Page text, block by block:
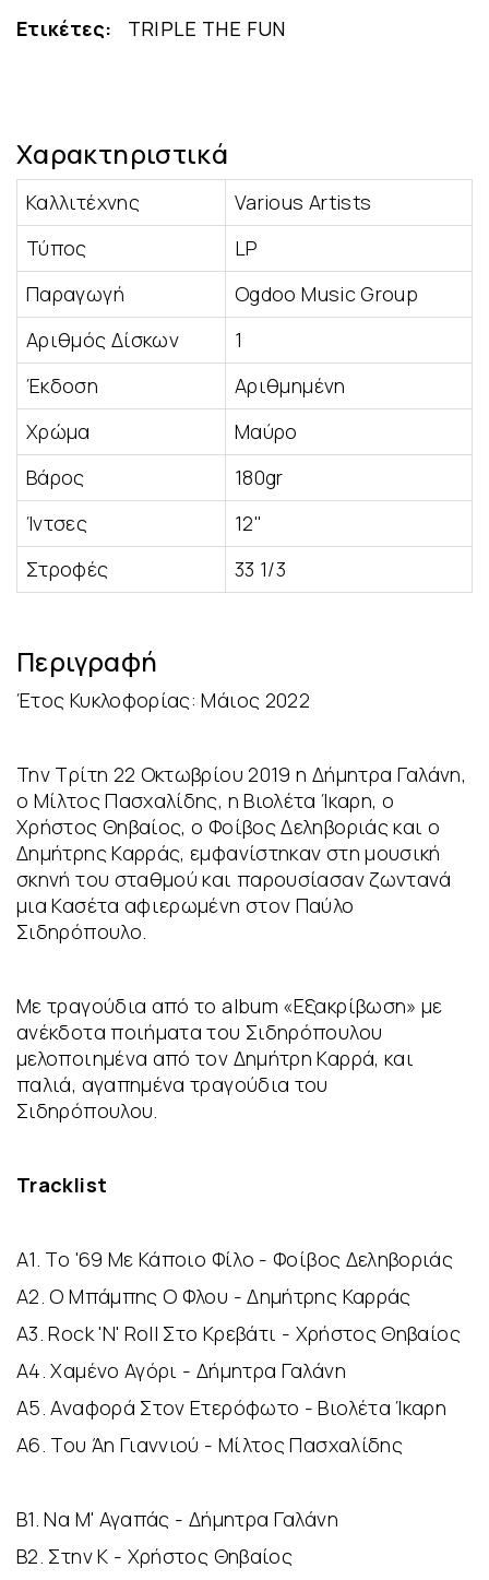
Ετικέτες: TRIPLE THE FUN
Χαρακτηριστικά
Καλλιτέχνης
Various Artists
Τύπος
LP
Παραγωγή
Ogdoo Music Group
Αριθμός Δίσκων
1
Έκδοση
Αριθμημένη
Χρώμα
Μαύρο
Βάρος
180gr
Ίντσες
12"
Στροφές
33 1/3
Περιγραφή
Έτος Κυκλοφορίας: Μάιος 2022
Την Τρίτη 22 Οκτωβρίου 2019 η Δήμητρα Γαλάνη,
ο Μίλτος Πασχαλίδης, η Βιολέτα Ίκαρη, ο
Χρήστος Θηβαίος, ο Φοίβος Δεληβοριάς και ο
Δημήτρης Καρράς, εμφανίστηκαν στη μουσική
σκηνή του σταθμού και παρουσίασαν ζωντανά
μια Κασέτα αφιερωμένη στον Παύλο
Σιδηρόπουλο.
Με τραγούδια από το album «Εξακρίβωση» με
ανέκδοτα ποιήματα του Σιδηρόπουλου
μελοποιημένα από τον Δημήτρη Καρρά, και
παλιά, αγαπημένα τραγούδια του
Σιδηρόπουλου.
Tracklist
A1. Το '69 Με Κάποιο Φίλο - Φοίβος Δεληβοριάς
Α2. Ο Μπάμπης Ο Φλου - Δημήτρης Καρράς
Α3. Rock 'N' Roll Στο Κρεβάτι - Χρήστος Θηβαίος
Α4. Χαμένο Αγόρι - Δήμητρα Γαλάνη
Α5. Αναφορά Στον Ετερόφωτο - Βιολέτα Ίκαρη
Α6. Του Άη Γιαννιού - Μίλτος Πασχαλίδης
Β1. Να Μ' Αγαπάς - Δήμητρα Γαλάνη
Β2. Στην Κ - Χρήστος Θηβαίος